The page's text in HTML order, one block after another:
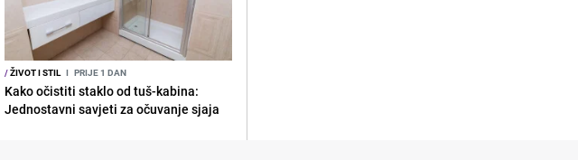
/ŽIVOT I STIL I PRIJE 1 DAN
Kako očistiti staklo od tuš-kabina:
Jednostavni savjeti za očuvanje sjaja